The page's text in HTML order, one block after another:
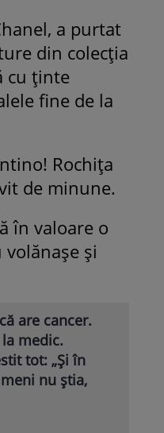
a purtat
din colecţia
cu ţinte
fine de la
Rochiţa
de minune.
în valoare o
volănaşe şi
are cancer.
medic.
tot: „Și în
nu știa,